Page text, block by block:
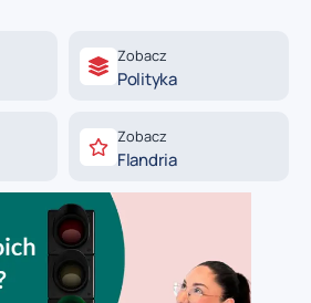
Zobacz
Polityka
Zobacz
Flandria